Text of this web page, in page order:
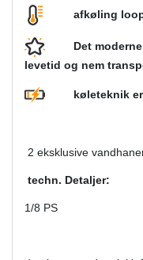
afkøling
Det moderne
levetid og nem
køleteknik er
2 eksklusive
techn. Detaljer:
1/8 PS